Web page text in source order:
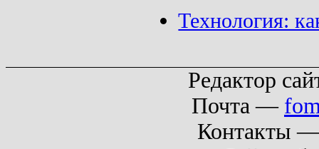
Технология:
Редактор
Почта —
Контакты